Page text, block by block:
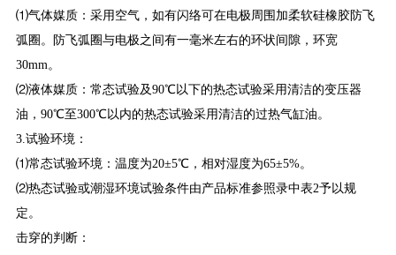
⑴气体媒质：采用空气，如有闪络可在电极周围加柔软硅橡胶防飞
弧圈。防飞弧圈与电极之间有一毫米左右的环状间隙，环宽
30mm。
⑵液体媒质：常态试验及90℃以下的热态试验采用清洁的变压器
油，90℃至300℃以内的热态试验采用清洁的过热气缸油。
3.试验环境：
⑴常态试验环境：温度为20±5℃，相对湿度为65±5%。
⑵热态试验或潮湿环境试验条件由产品标准参照录中表2予以规
定。
击穿的判断：